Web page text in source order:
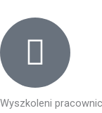
Wyszkoleni